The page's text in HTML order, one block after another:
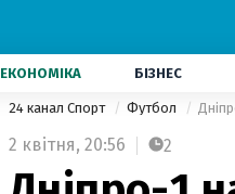
ЕКОНОМІКА БІЗНЕС
24 канал Спорт Футбол
2 квітня, 20:56 2